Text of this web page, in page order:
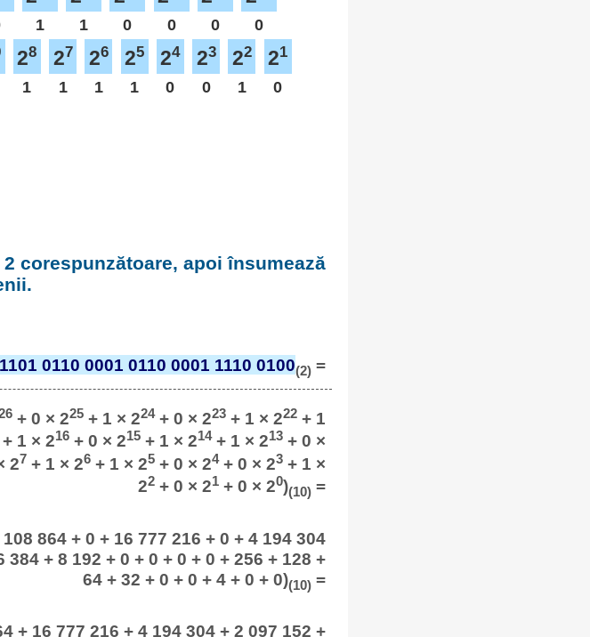
1
1
0
0
0
0
28
1
27
1
26
1
25
1
24
0
23
0
22
1
21
0
corespunzătoare, apoi însumează
0110 0001 0110 0001 1110 0100(2) =
+ 0 × 225+ 1 × 224+ 0 × 223+ 1 × 222+ 1
+ 1 × 216+ 0 × 215+ 1 × 214+ 1 × 213+ 0 ×
27 + 1 × 26+ 1 × 25+ 0 × 24+ 0 × 23+ 1 ×
22+ 0 × 21+ 0 × 20)(10)=
864 + 0 + 16 777 216 + 0 + 4 194 304
+ 8 192 + 0 + 0 + 0 + 0 + 256 + 128 +
64 + 32 + 0 + 0 + 4 + 0 + 0)(10) =
+ 16 777 216 + 4 194 304 + 2 097 152 +